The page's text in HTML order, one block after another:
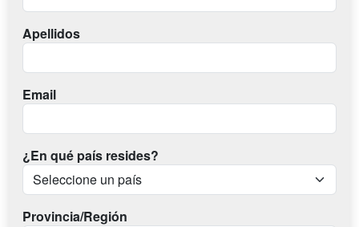
Apellidos
Email
¿En qué país resides?
Provincia/Región